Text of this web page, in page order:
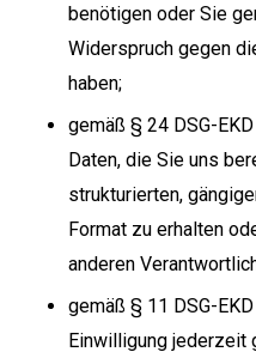
benötigen oder Sie
Widerspruch gegen
haben;
gemäß § 24 DSG-
Daten, die Sie uns
strukturierten,
Format zu erhalten
anderen
gemäß § 11 DSG-
Einwilligung jederzeit